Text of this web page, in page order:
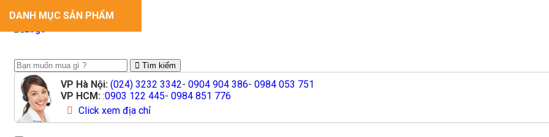
Tìm kiếm
VP Hà Nội: (024) 3232 3342- 0904 904 386- 0984 053 751
VP HCM: :0903 122 445- 0984 851 776
Click xem địa chỉ
DANH MỤC SẢN PHẨM